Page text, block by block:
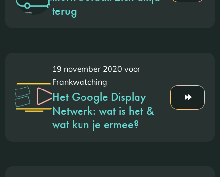
terug
19 november 2020 voor
Frankwatching
Het Google Display
Netwerk: wat is het &
wat kun je ermee?